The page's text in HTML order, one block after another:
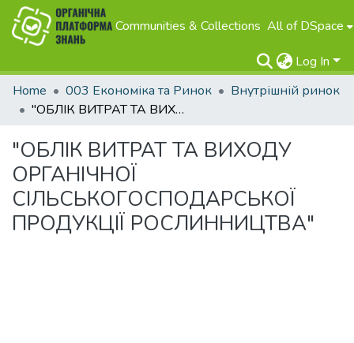
Communities & Collections All of DSpace
Log In
Home
003 Економіка та Ринок
Внутрішній ринок
"ОБЛІК ВИТРАТ ТА ВИХОДУ ОРГАНІЧНОЇ СІЛЬСЬКОГОСПОДАРСЬКОЇ ПРОДУКЦІЇ РОСЛИННИЦТВА"
"ОБЛІК ВИТРАТ ТА ВИХОДУ
ОРГАНІЧНОЇ
СІЛЬСЬКОГОСПОДАРСЬКОЇ
ПРОДУКЦІЇ РОСЛИННИЦТВА"